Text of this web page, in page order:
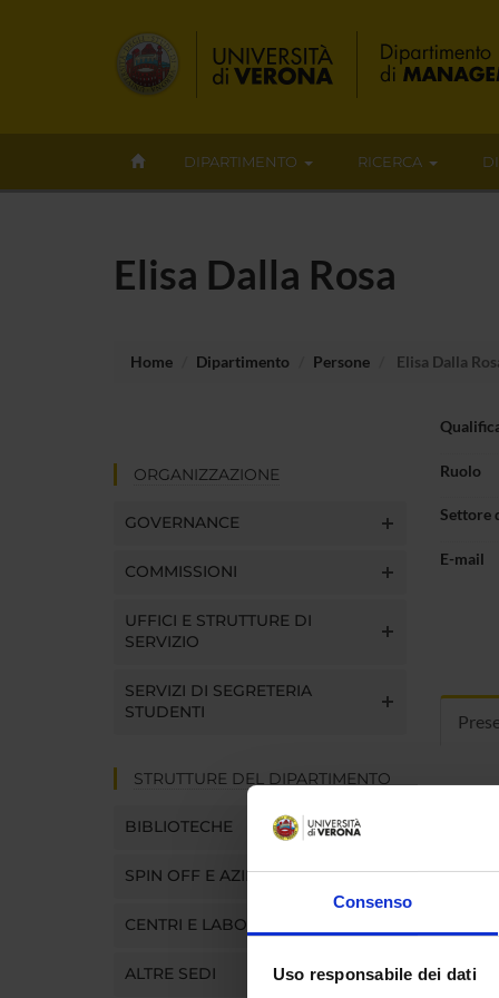
Consenso
Uso responsabile dei dati
DIPARTIMENTO RICERCA
Elisa Dalla Rosa
Home Dipartimento Persone Elisa Dalla
ORGANIZZAZIONE
GOVERNANCE
COMMISSIONI
UFFICI E STRUTTURE DI
SERVIZIO
SERVIZI DI SEGRETERIA
STUDENTI
STRUTTURE DEL DIPARTIMENTO
BIBLIOTECHE
SPIN OFF E AZIENDE
CENTRI E LABORATORI
ALTRE SEDI
Ruolo
Settore
E-mail